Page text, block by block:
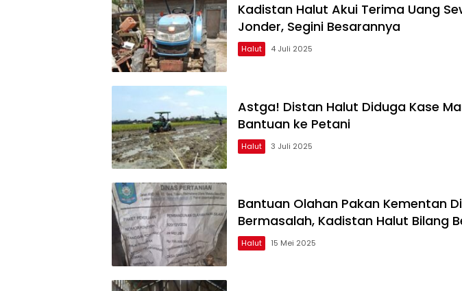
Kadistan Halut Akui Terima Uang
Jonder, Segini Besarannya
Halut 4 Juli 2025
Astga! Distan Halut Diduga Kase
Bantuan ke Petani
Halut 3 Juli 2025
Bantuan Olahan Pakan Kementan
Bermasalah, Kadistan Halut Bilang
Halut 15 Mei 2025